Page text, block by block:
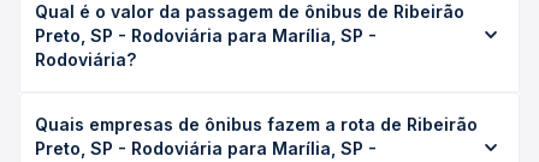
para Marília, SP - Rodoviária leva em média 6h 5min,
podendo variar conforme a viação, o tipo de serviço
(convencional, executivo ou leito) e as condições de
desejada.
Qual é o valor da passagem de ônibus de Ribeirão
Preto, SP - Rodoviária para Marília, SP -
Rodoviária?
Rodoviária para Marília, SP - Rodoviária custa em média
R$ 136,18 e varia conforme a data da viagem, a empresa,
Quais empresas de ônibus fazem a rota de Ribeirão
Preto, SP - Rodoviária para Marília, SP -